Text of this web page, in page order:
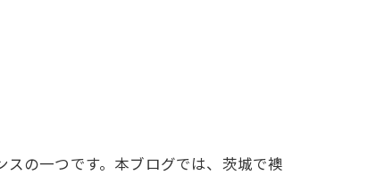
の一つです。本ブログでは、茨城で襖